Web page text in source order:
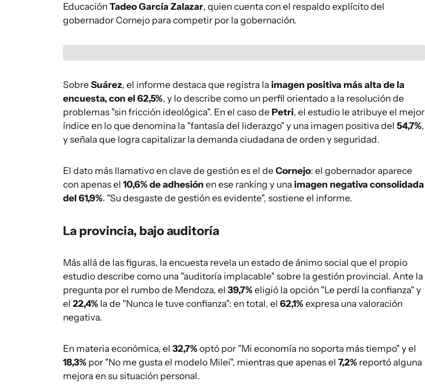
Educación Tadeo García Zalazar, quien cuenta con el respaldo explícito del
gobernador Cornejo para competir por la gobernación.
Sobre Suárez, el informe destaca que registra la imagen positiva más alta de la
encuesta, con el 62,5%, y lo describe como un perfil orientado a la resolución de
problemas "sin fricción ideológica". En el caso de Petri, el estudio le atribuye el mejor
índice en lo que denomina la "fantasía del liderazgo" y una imagen positiva del 54,7%,
y señala que logra capitalizar la demanda ciudadana de orden y seguridad.
El dato más llamativo en clave de gestión es el de Cornejo: el gobernador aparece
con apenas el 10,6% de adhesión en ese ranking y una imagen negativa consolidada
del 61,9%. "Su desgaste de gestión es evidente", sostiene el informe.
La provincia, bajo auditoría
Más allá de las figuras, la encuesta revela un estado de ánimo social que el propio
estudio describe como una "auditoría implacable" sobre la gestión provincial. Ante la
pregunta por el rumbo de Mendoza, el 39,7%eligió la opción "Le perdí la confianza" y
el 22,4% la de "Nunca le tuve confianza": en total, el 62,1%expresa una valoración
negativa.
En materia económica, el 32,7%optó por "Mi economía no soporta más tiempo" y el
18,3% por "No me gusta el modelo Milei", mientras que apenas el 7,2% reportó alguna
mejora en su situación personal.